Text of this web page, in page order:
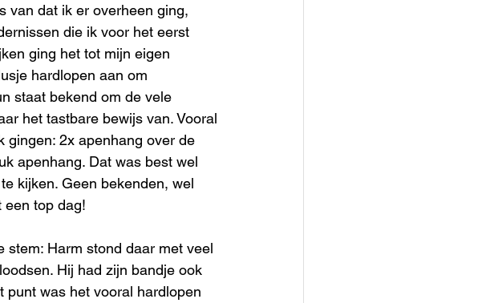
van dat ik er overheen ging,
die ik voor het eerst
ging het tot mijn eigen
hardlopen aan om
staat bekend om de vele
het tastbare bewijs van. Vooral
gingen: 2x apenhang over de
apenhang. Dat was best wel
kijken. Geen bekenden, wel
een top dag!
stem: Harm stond daar met veel
Hij had zijn bandje ook
punt was het vooral hardlopen